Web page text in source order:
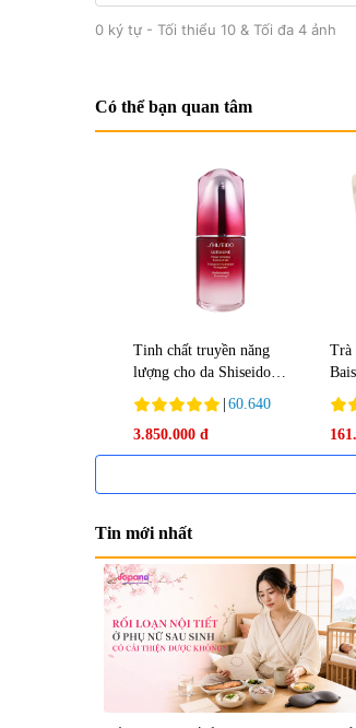
0 ký tự - Tối thiểu 10 & Tối đa 4 ảnh
Có thể bạn quan tâm
Tinh chất truyền năng
lượng cho da Shiseido
Ultimune Power 75ml
60.640
3.850.000 đ
Trà
Tẩy tế bào chết Nichiei
Bussan Nano NMN+
Peeling Gel Luxury 200g
Tin mới nhất